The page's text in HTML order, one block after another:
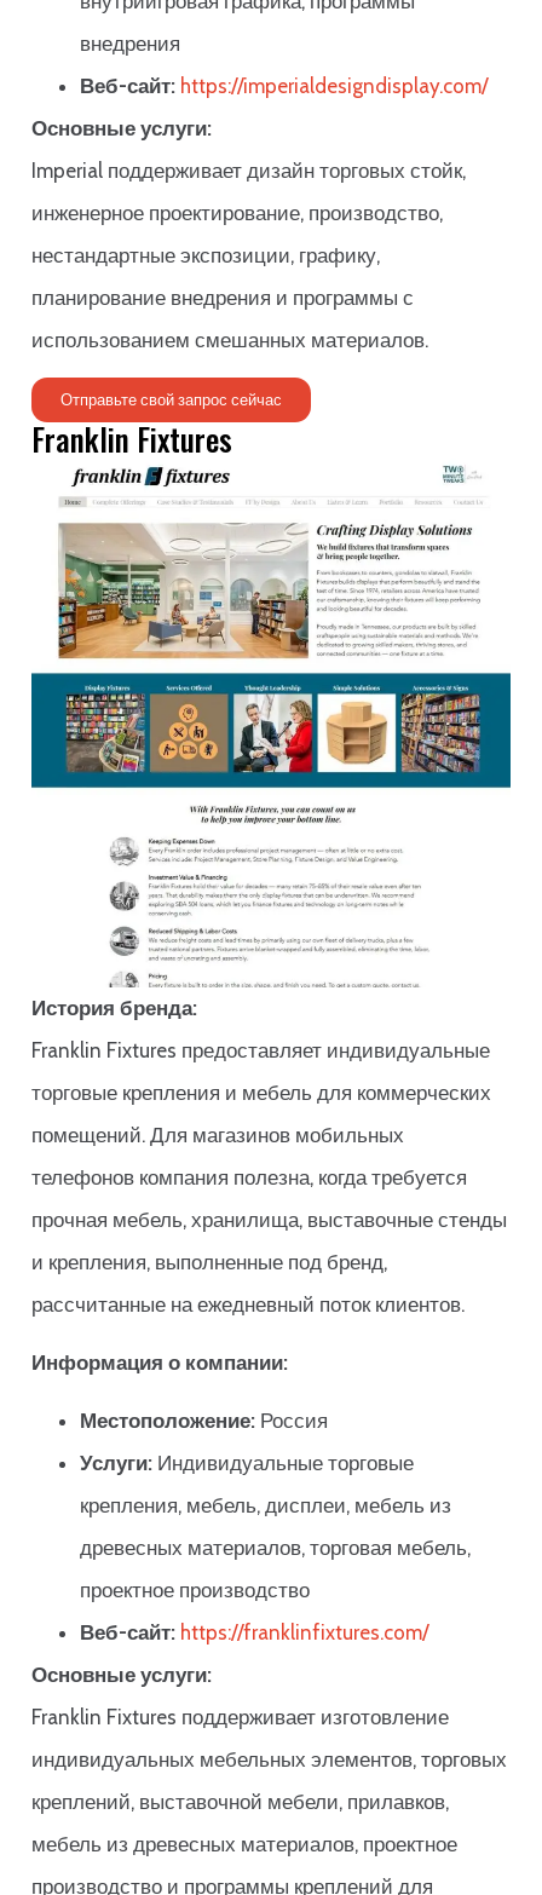
внедрения
Веб-сайт: https://imperialdesigndisplay.com/
Основные услуги:
Imperial поддерживает дизайн торговых стойк,
инженерное проектирование, производство,
нестандартные экспозиции, графику,
планирование внедрения и программы с
использованием смешанных материалов.
Отправьте свой запрос сейчас
Franklin Fixtures
История бренда:
Franklin Fixtures предоставляет индивидуальные
торговые крепления и мебель для коммерческих
помещений. Для магазинов мобильных
телефонов компания полезна, когда требуется
прочная мебель, хранилища, выставочные стенды
и крепления, выполненные под бренд,
рассчитанные на ежедневный поток клиентов.
Информация о компании:
Местоположение: Россия
Услуги: Индивидуальные торговые
крепления, мебель, дисплеи, мебель из
древесных материалов, торговая мебель,
проектное производство
Веб-сайт: https://franklinfixtures.com/
Основные услуги:
Franklin Fixtures поддерживает изготовление
индивидуальных мебельных элементов, торговых
креплений, выставочной мебели, прилавков,
мебель из древесных материалов, проектное
производство и программы креплений для